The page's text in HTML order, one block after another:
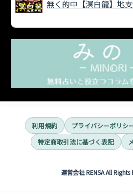
無く的中【溟白龍】地
利用規約 プライバシーポリシ
特定商取引法に基づく表記
運営会社 RENSA All Rights